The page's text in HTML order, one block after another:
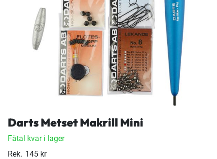
Darts Metset Makrill Mini
Fåtal kvar i lager
Rek. 145 kr